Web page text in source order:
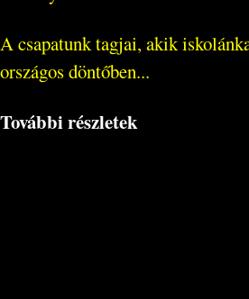
A csapatunk tagjai, akik
országos döntőben...
További részletek